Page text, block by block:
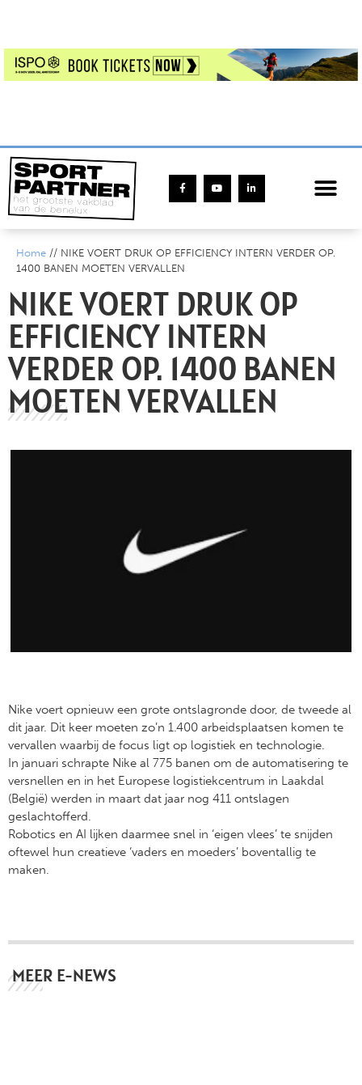
Home // NIKE VOERT DRUK OP EFFICIENCY INTERN VERDER OP.
1400 BANEN MOETEN VERVALLEN
NIKE VOERT DRUK OP
EFFICIENCY INTERN
VERDER OP. 1400 BANEN
MOETEN VERVALLEN
Nike voert opnieuw een grote ontslagronde door, de tweede al
dit jaar. Dit keer moeten zo’n 1.400 arbeidsplaatsen komen te
vervallen waarbij de focus ligt op logistiek en technologie.
In januari schrapte Nike al 775 banen om de automatisering te
versnellen en in het Europese logistiekcentrum in Laakdal
(België) werden in maart dat jaar nog 411 ontslagen
geslachtofferd.
Robotics en AI lijken daarmee snel in ‘eigen vlees’ te snijden
oftewel hun creatieve ‘vaders en moeders’ boventallig te
maken.
MEER E-NEWS